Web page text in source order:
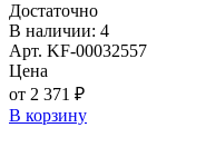
Достаточно
В наличии: 4
Арт. KF-00032557
Цена
от 2 371 ₽
В корзину